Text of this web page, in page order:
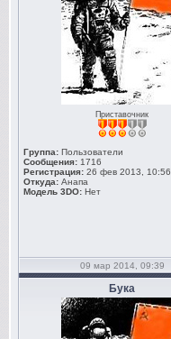
Приставочник
Группа: Пользователи
Сообщения: 1716
Регистрация: 26 фев 2013, 10:56
Откуда: Анапа
Модель 3DO: Нет
09 мар 2014, 09:39
Бука